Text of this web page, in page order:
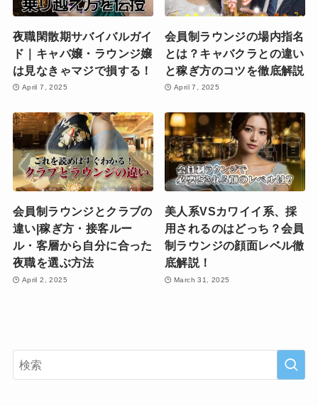
夜職閑散期サバイバルガイ
ド｜キャバ嬢・ラウンジ嬢
は見なきゃマジで損する！
April 7, 2025
会員制ラウンジの場内指名
とは？キャバクラとの違い
と稼ぎ方のコツを徹底解説
April 7, 2025
会員制ラウンジとクラブの
違い|稼ぎ方・接客ルー
ル・客層から自分に合った
夜職を選ぶ方法
April 2, 2025
美人系VSカワイイ系、採
用されるのはどっち？会員
制ラウンジの顔面レベル徹
底解説！
March 31, 2025